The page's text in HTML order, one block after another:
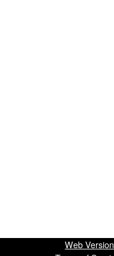
Web Version